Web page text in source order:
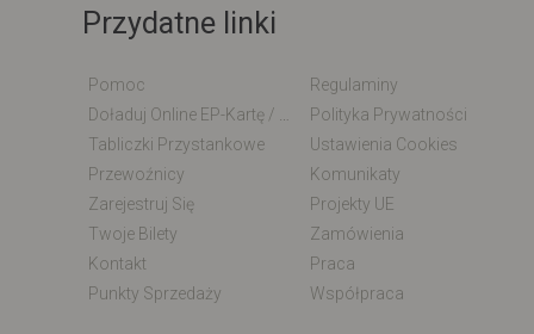
Przydatne linki
Pomoc
Regulaminy
Polityka Prywatności
Tabliczki Przystankowe
Ustawienia Cookies
Przewoźnicy
Komunikaty
Zarejestruj Się
Projekty UE
Twoje Bilety
Zamówienia
Kontakt
Praca
Punkty Sprzedaży
Współpraca